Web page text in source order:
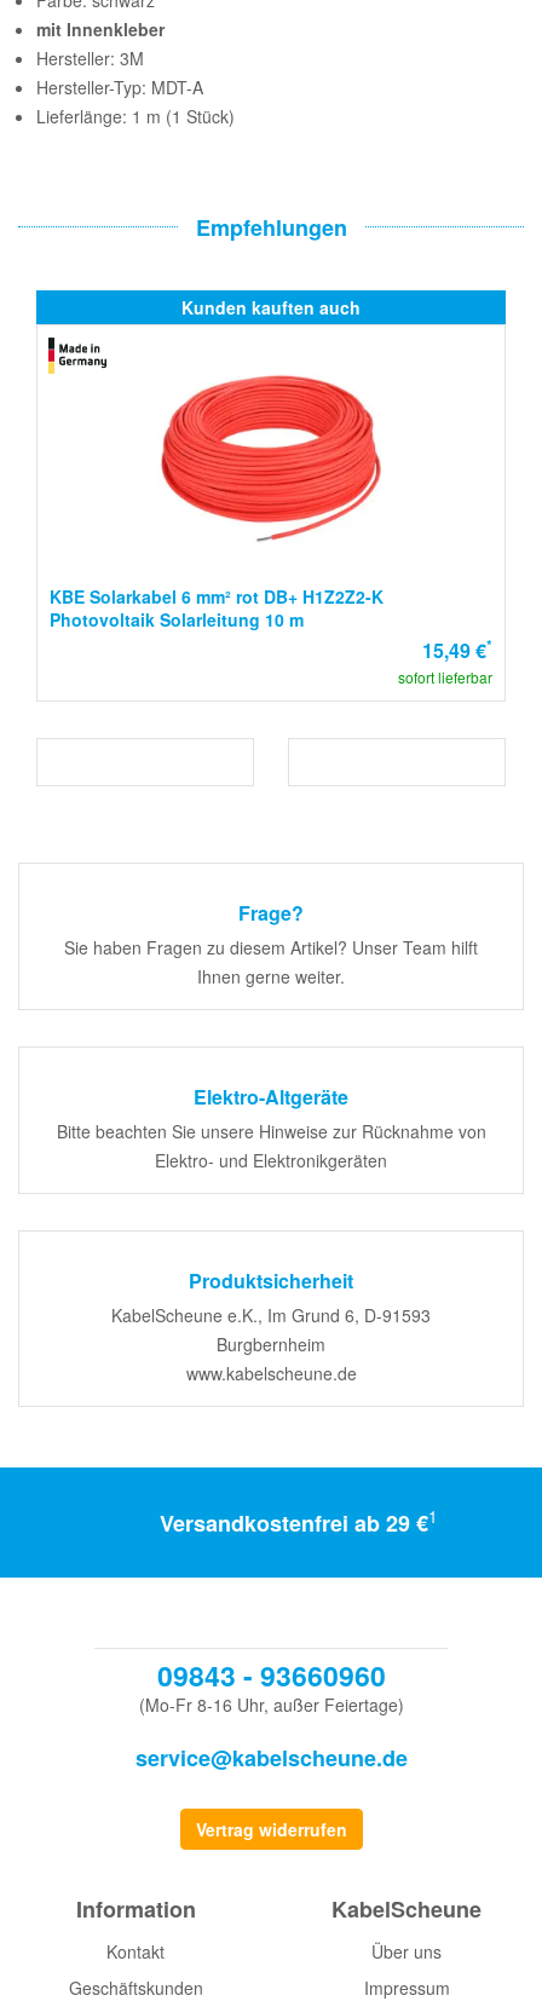
mit Innenkleber
Hersteller: 3M
Hersteller-Typ: MDT-A
Lieferlänge: 1 m (1 Stück)
Empfehlungen
Kunden kauften auch
KBE Solarkabel 6 mm² rot DB+ H1Z2Z2-K
Photovoltaik Solarleitung 10 m
15,49 €*
sofort lieferbar
Frage?
Sie haben Fragen zu diesem Artikel? Unser Team hilft
Ihnen gerne weiter.
Elektro-Altgeräte
Bitte beachten Sie unsere Hinweise zur Rücknahme von
Elektro- und Elektronikgeräten
Produktsicherheit
KabelScheune e.K., Im Grund 6, D-91593
Burgbernheim
www.kabelscheune.de
Versandkostenfrei ab 29 €1
09843 - 93660960
(Mo-Fr 8-16 Uhr, außer Feiertage)
service@kabelscheune.de
Vertrag widerrufen
Information
Kontakt
Geschäftskunden
KabelScheune
Über uns
Impressum